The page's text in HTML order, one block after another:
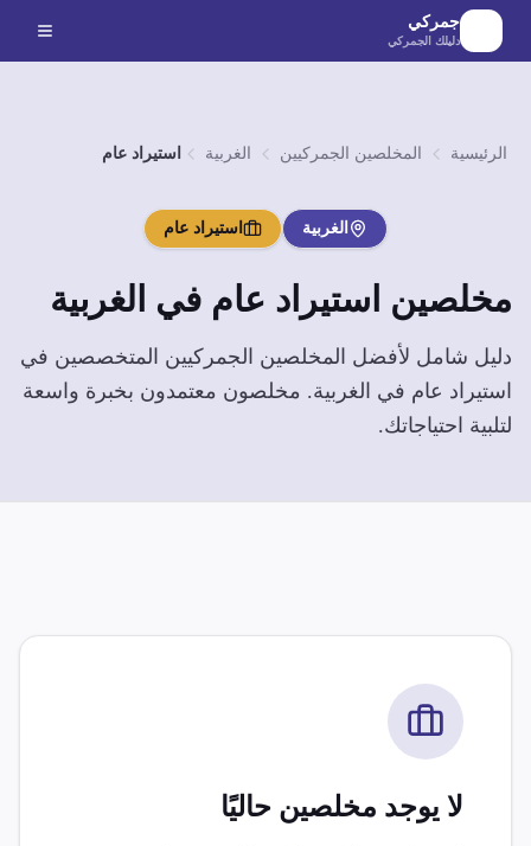
الانتقال إلى المحتوى الرئيسي
جمركي
دليلك الجمركي
الرئيسية المخلصين الجمركيين الغربية استيراد عام
الغربية استيراد عام
مخلصين استيراد عام في الغربية
دليل شامل لأفضل المخلصين الجمركيين المتخصصين في
استيراد عام في الغربية. مخلصون معتمدون بخبرة واسعة
لتلبية احتياجاتك.
لا يوجد مخلصين حاليًا